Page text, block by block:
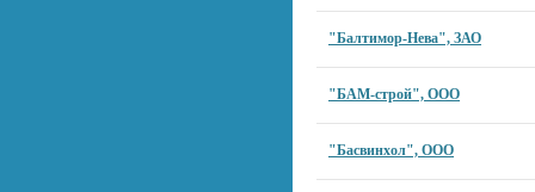
"Балтимор-Нева", ЗАО
"БАМ-строй", ООО
"Басвинхол", ООО